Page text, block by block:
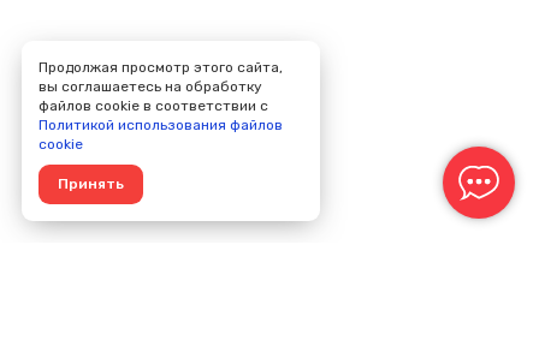
Продолжая просмотр этого сайта,
вы соглашаетесь на обработку
файлов cookie в соответствии с
Политикой использования файлов
cookie
Принять